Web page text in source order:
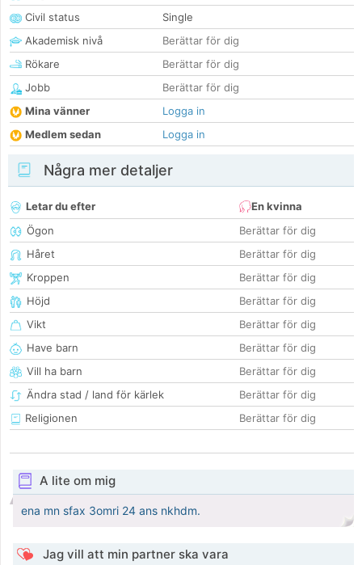
Civil status
Single
Akademisk nivå
Berättar för dig
Rökare
Berättar för dig
Jobb
Berättar för dig
Mina vänner
Logga in
Medlem sedan
Logga in
Några mer detaljer
Letar du efter
En kvinna
Ögon
Berättar för dig
Håret
Berättar för dig
Kroppen
Berättar för dig
Höjd
Berättar för dig
Vikt
Berättar för dig
Have barn
Berättar för dig
Vill ha barn
Berättar för dig
Ändra stad / land för kärlek
Berättar för dig
Religionen
Berättar för dig
A lite om mig
ena mn sfax 3omri 24 ans nkhdm.
Jag vill att min partner ska vara